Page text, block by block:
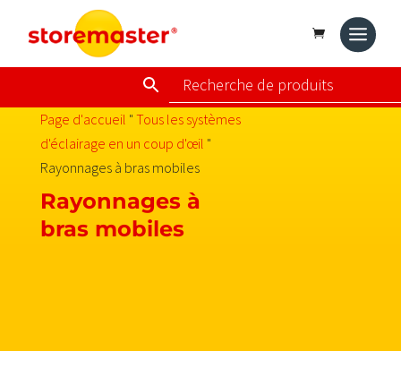
Page d'accueil " Tous les systèmes
d'éclairage en un coup d'œil "
Rayonnages à bras mobiles
Rayonnages à
bras mobiles